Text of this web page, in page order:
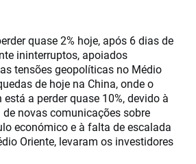
quase 2% hoje, após 6 dias de
ininterruptos, apoiados
tensões geopolíticas no Médio
de hoje na China, onde o
a perder quase 10%, devido à
novas comunicações sobre
económico e à falta de escalada
Oriente, levaram os investidores